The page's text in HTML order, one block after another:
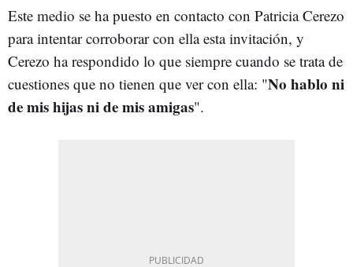
Este medio se ha puesto en contacto con Patricia Cerezo
para intentar corroborar con ella esta invitación, y
Cerezo ha respondido lo que siempre cuando se trata de
cuestiones que no tienen que ver con ella: "No hablo ni
de mis hijas ni de mis amigas".